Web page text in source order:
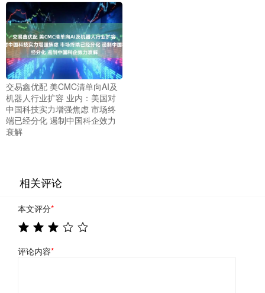
交易鑫优配 美CMC清单向AI及
机器人行业扩容 业内：美国对
中国科技实力增强焦虑 市场终
端已经分化 遏制中国科企效力
衰解
相关评论
本文评分*
评论内容*